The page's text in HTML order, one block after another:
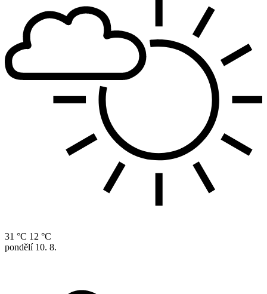
31 °C 12 °C
pondělí 10. 8.